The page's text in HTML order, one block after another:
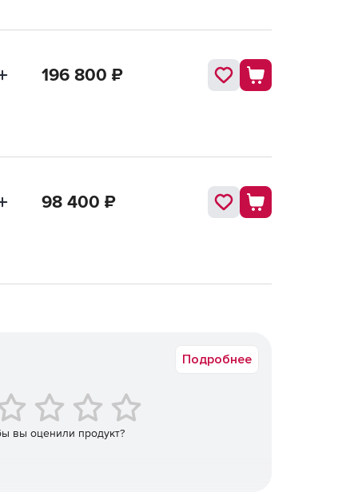
196 800 ₽
98 400 ₽
Подробнее
вы оценили продукт?